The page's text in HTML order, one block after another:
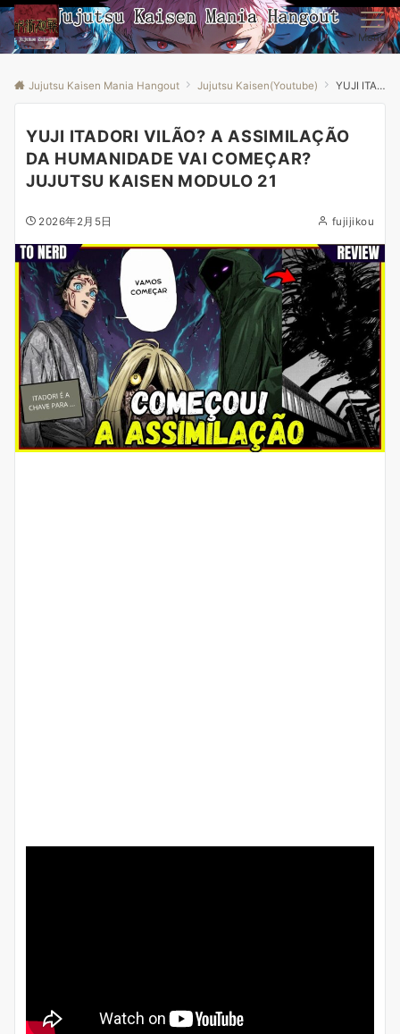
Menu
Jujutsu Kaisen Mania Hangout Jujutsu Kaisen(Youtube) YUJI ITADORI VILÃO? A ASSIMILAÇÃO DA HUMANIDADE VAI COMEÇAR? JUJUTSU KAISEN MODULO 21
YUJI ITADORI VILÃO? A ASSIMILAÇÃO
DA HUMANIDADE VAI COMEÇAR?
JUJUTSU KAISEN MODULO 21
2026年2月5日 fujijikou